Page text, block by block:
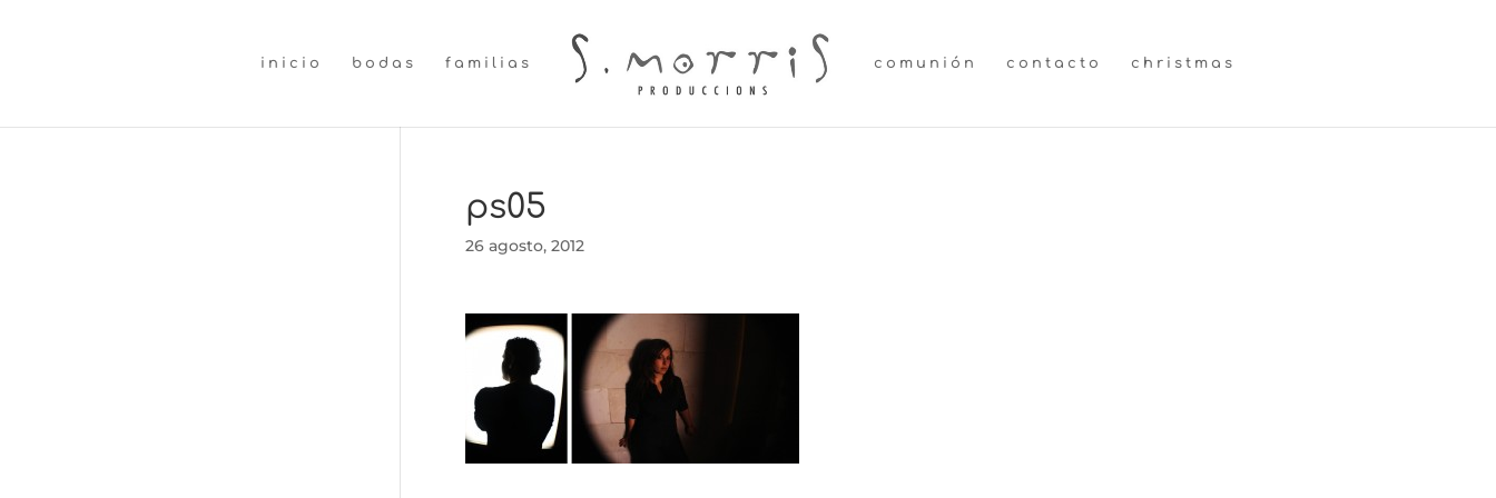
inicio bodas familias comunión contacto christmas
ps05
26 agosto, 2012